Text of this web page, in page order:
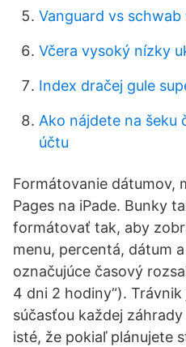
Vanguard vs
Včera vysoký nízky
Index dračej gule
Ako nájdete na šeku
účtu
Formátovanie dátumov,
Pages na iPade. Bunky
formátovať tak, aby
menu, percentá, dátum
označujúce časový
4 dni 2 hodiny“).
súčasťou každej
isté, že pokiaľ plánujete